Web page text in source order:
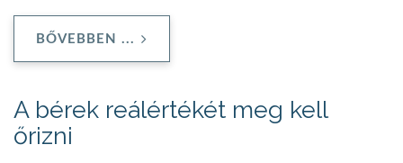
BŐVEBBEN ...
A bérek reálértékét meg kell
őrizni